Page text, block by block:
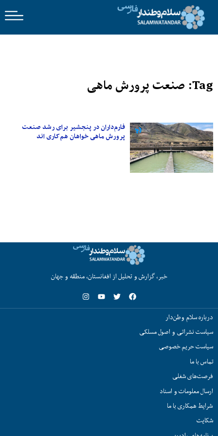
Tag: صنعت پرورش ماهی
فارم‌داران در پنجشیر برای رشد صنعت
پرورش ماهی خواهان هم‌کاری اند
خبر، گزارش و تحلیل از افغانستان، منطقه و جهان
درباره سلام وطن‌دار
سیاست نشراتی و اصول مسلکی
سیاست حریم خصوصی
تماس با ما
فرصت‌های شغلی
ارسال معلومات و اسناد
شرایط همکاری با ما
شکایت